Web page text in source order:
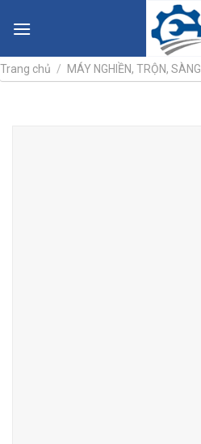
Trang chủ / MÁY NGHIỀN, TRỘN, SÀNG